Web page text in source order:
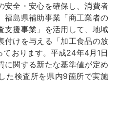
安全・安心を確保し、消費者
福島県補助事業「商工業者の
支援事業」を活用して、地域
付けを与える「加工食品の放
おります。平成24年4月1日
に関する新たな基準値が定め
た検査所を県内9箇所で実施